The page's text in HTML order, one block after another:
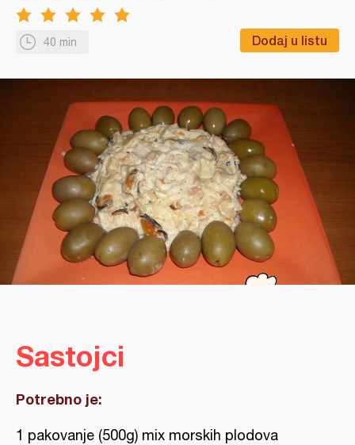
40 min Dodaj u listu
Sastojci
Potrebno je:
1 pakovanje (500g) mix morskih plodova